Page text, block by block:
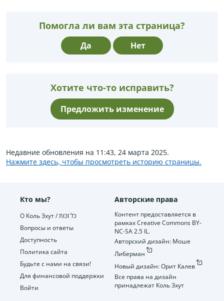
Помогла ли вам эта страница?
Да Нет
Хотите что-то исправить?
Предложить изменение
Недавние обновления на 11:43, 24 марта 2025.
Нажмите здесь, чтобы просмотреть историю страницы.
Кто мы?
О Коль Зхут / כל זכות
Вопросы и ответы
Доступность
Политика сайта
Будьте с нами на связи!
Для финансовой поддержки
Войти
Авторские права
Контент предоставляется в
рамках Creative Commons BY-
NC-SA 2.5 IL.
Авторский дизайн: Моше
Либерман
Новый дизайн: Орит Калев
Все права на дизайн
принадлежат Коль Зхут